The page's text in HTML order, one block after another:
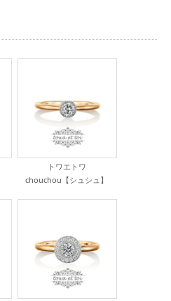
トワエトワ
chouchou【シュシュ】